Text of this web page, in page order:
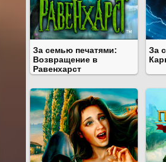
За семью печатями:
Возвращение в
Равенхарст
За